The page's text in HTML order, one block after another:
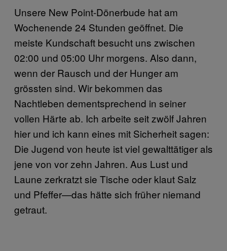
Unsere New Point-Dönerbude hat am
Wochenende 24 Stunden geöffnet. Die
meiste Kundschaft besucht uns zwischen
02:00 und 05:00 Uhr morgens. Also dann,
wenn der Rausch und der Hunger am
grössten sind. Wir bekommen das
Nachtleben dementsprechend in seiner
vollen Härte ab. Ich arbeite seit zwölf Jahren
hier und ich kann eines mit Sicherheit sagen:
Die Jugend von heute ist viel gewalttätiger als
jene von vor zehn Jahren. Aus Lust und
Laune zerkratzt sie Tische oder klaut Salz
und Pfeffer—das hätte sich früher niemand
getraut.